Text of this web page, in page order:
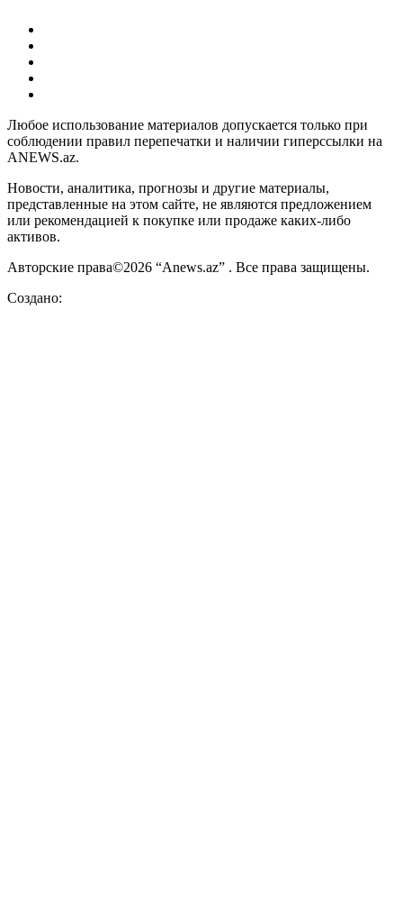
Любое использование материалов допускается только при
соблюдении правил перепечатки и наличии гиперссылки на
ANEWS.az.
Новости, аналитика, прогнозы и другие материалы,
представленные на этом сайте, не являются предложением
или рекомендацией к покупке или продаже каких-либо
активов.
Авторские права©2026 “Anews.az” . Все права защищены.
Создано: